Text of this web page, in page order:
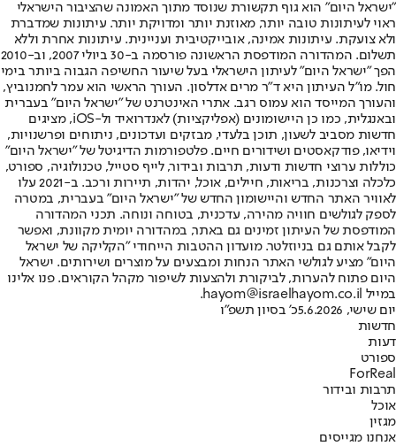
"ישראל היום" הוא גוף תקשורת שנוסד מתוך האמונה שהציבור הישראלי
ראוי לעיתונות טובה יותר, מאוזנת יותר ומדויקת יותר. עיתונות שמדברת
ולא צועקת. עיתונות אמינה, אובייקטיבית ועניינית. עיתונות אחרת וללא
תשלום. המהדורה המודפסת הראשונה פורסמה ב-30 ביולי 2007, וב-2010
הפך "ישראל היום" לעיתון הישראלי בעל שיעור החשיפה הגבוה ביותר בימי
חול. מו"ל העיתון היא ד"ר מרים אדלסון. העורך הראשי הוא עמר לחמנוביץ,
והעורך המייסד הוא עמוס רגב. אתרי האינטרנט של "ישראל היום" בעברית
ובאנגלית, כמו כן היישומונים (אפליקציות) לאנדרואיד ול-iOS, מציגים
חדשות מסביב לשעון, תוכן בלעדי, מבזקים ועדכונים, ניתוחים ופרשנויות,
וידיאו, פודקאסטים ושידורים חיים. פלטפורמות הדיגיטל של "ישראל היום"
כוללות ערוצי חדשות ודעות, תרבות ובידור, לייף סטייל, טכנולוגיה, ספורט,
כלכלה וצרכנות, בריאות, חיילים, אוכל, יהדות, תיירות ורכב. ב-2021 עלו
לאוויר האתר החדש והיישומון החדש של "ישראל היום" בעברית, במטרה
לספק לגולשים חוויה מהירה, עדכנית, בטוחה ונוחה. תכני המהדורה
המודפסת של העיתון זמינים גם באתר, במהדורה יומית מקוונת, ואפשר
לקבל אותם גם בניוזלטר. מועדון ההטבות הייחודי "הקליקה של ישראל
היום" מציע לגולשי האתר הנחות ומבצעים על מוצרים ושירותים. ישראל
היום פתוח להערות, לביקורת ולהצעות לשיפור מקהל הקוראים. פנו אלינו
במייל hayom@israelhayom.co.il.
יום שישי, 5.6.2026
כ' בסיון תשפ"ו
חדשות
דעות
ספורט
ForReal
תרבות ובידור
אוכל
מגזין
אנחנו מגייסים